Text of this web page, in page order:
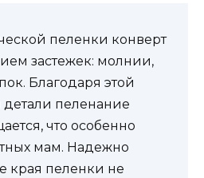
пеленки конверт
застежек: молнии,
Благодаря этой
пеленание
что особенно
мам. Надежно
края пеленки не